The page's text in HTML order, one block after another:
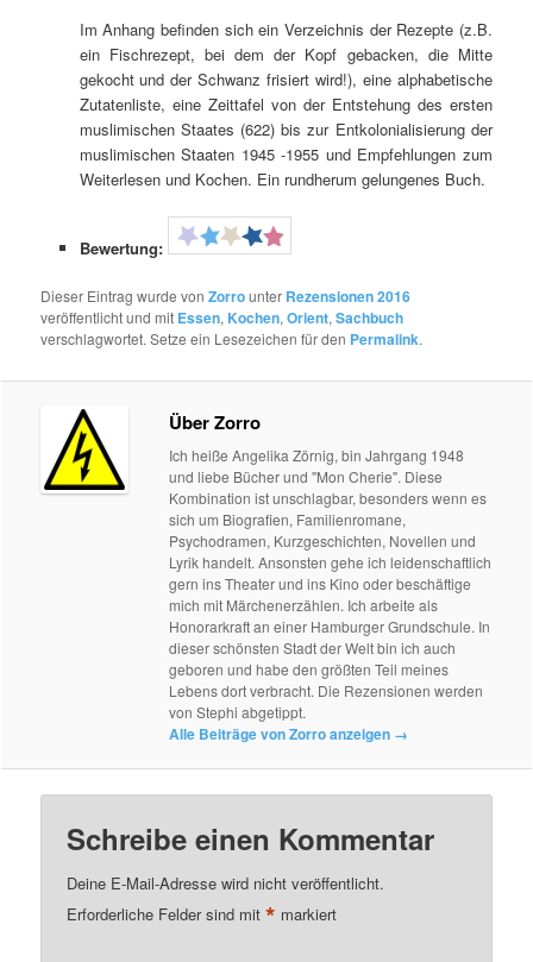
Im Anhang befinden sich ein Verzeichnis der Rezepte (z.B.
ein Fischrezept, bei dem der Kopf gebacken, die Mitte
gekocht und der Schwanz frisiert wird!), eine alphabetische
Zutatenliste, eine Zeittafel von der Entstehung des ersten
muslimischen Staates (622) bis zur Entkolonialisierung der
muslimischen Staaten 1945 -1955 und Empfehlungen zum
Weiterlesen und Kochen. Ein rundherum gelungenes Buch.
Bewertung:
Dieser Eintrag wurde vonZorrounter Rezensionen 2016
veröffentlicht und mit Essen, Kochen,Orient,Sachbuch
verschlagwortet. Setze ein Lesezeichen für den Permalink.
Über Zorro
Ich heiße Angelika Zörnig, bin Jahrgang 1948
und liebe Bücher und "Mon Cherie". Diese
Kombination ist unschlagbar, besonders wenn es
sich um Biografien, Familienromane,
Psychodramen, Kurzgeschichten, Novellen und
Lyrik handelt. Ansonsten gehe ich leidenschaftlich
gern ins Theater und ins Kino oder beschäftige
mich mit Märchenerzählen. Ich arbeite als
Honorarkraft an einer Hamburger Grundschule. In
dieser schönsten Stadt der Welt bin ich auch
geboren und habe den größten Teil meines
Lebens dort verbracht. Die Rezensionen werden
von Stephi abgetippt.
Alle Beiträge von Zorro anzeigen →
Schreibe einen Kommentar
Deine E-Mail-Adresse wird nicht veröffentlicht.
Erforderliche Felder sind mit* markiert